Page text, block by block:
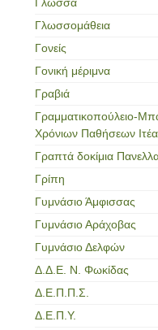
Γλωσσομάθεια
Γονείς
Γονική μέριμνα
Γραβιά
Γραμματικοπούλειο-
Χρόνιων Παθήσεων
Γραπτά δοκίμια
Γρίπη
Γυμνάσιο Άμφισσας
Γυμνάσιο Αράχοβας
Γυμνάσιο Δελφών
Δ.Δ.Ε. Ν. Φωκίδας
Δ.Ε.Π.Π.Σ.
Δ.Ε.Π.Υ.